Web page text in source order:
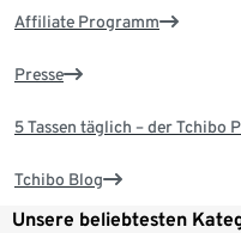
Affiliate Programm
Presse
5 Tassen täglich – der Tchibo
Tchibo Blog
Unsere beliebtesten